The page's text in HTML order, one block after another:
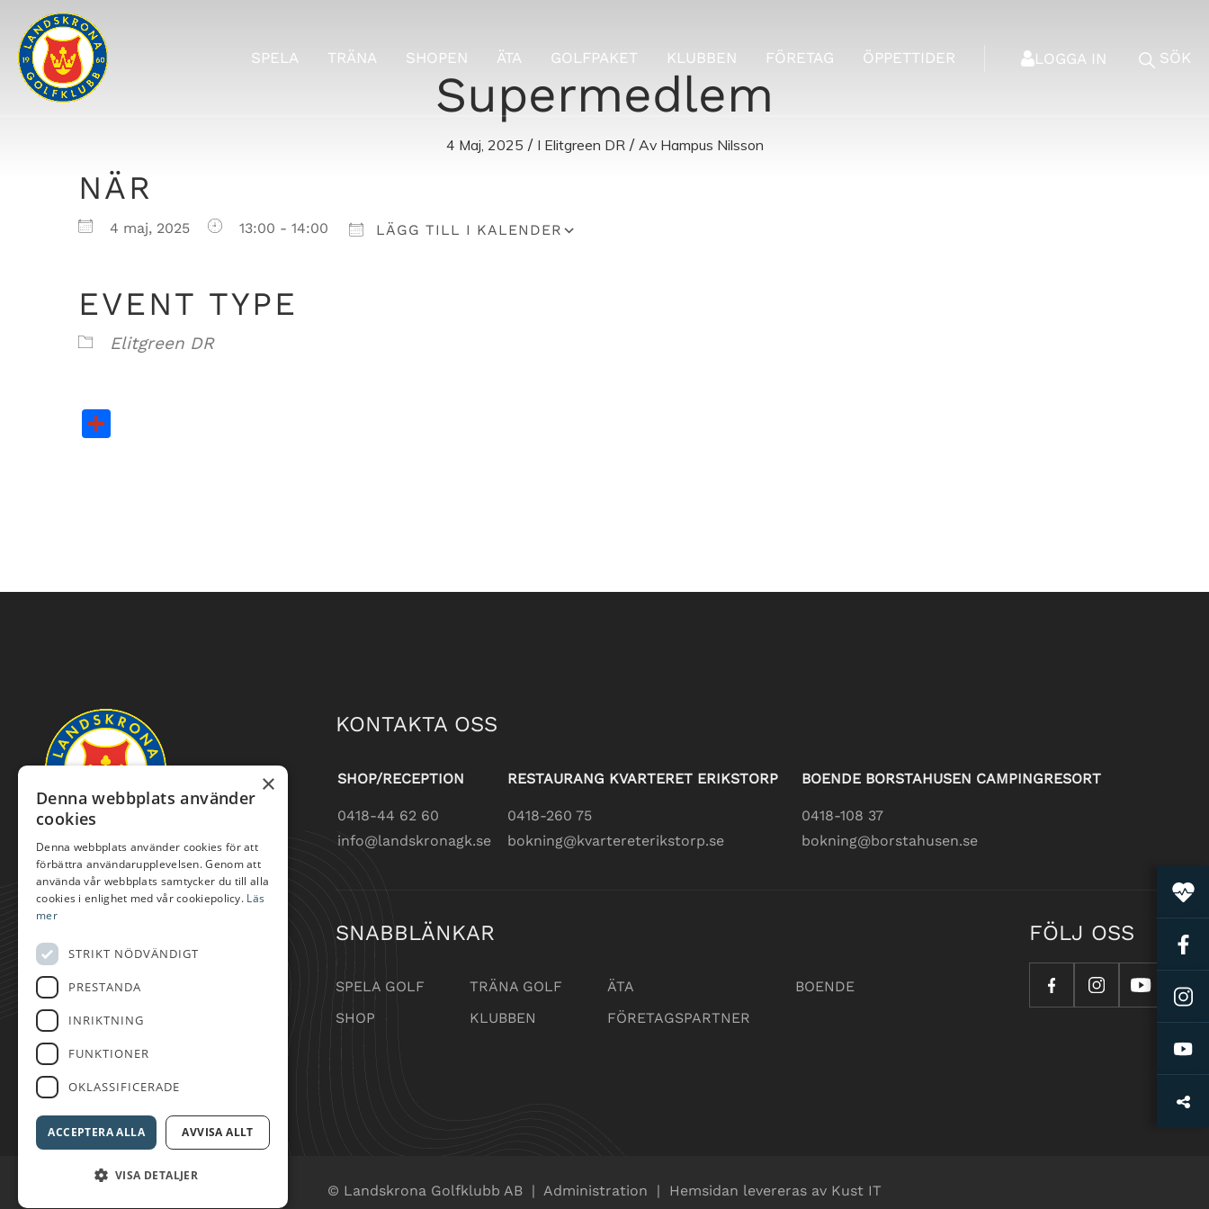
SPELA TRÄNA SHOPEN ÄTA GOLFPAKET KLUBBEN FÖRETAG ÖPPETTIDER LOGGA IN SÖK
Supermedlem
4 Maj, 2025 / I Elitgreen DR / Av Hampus Nilsson
NÄR
4 maj, 2025 13:00 - 14:00 LÄGG TILL I KALENDER
Ladda ner ICS
EVENT TYPE
Elitgreen DR
KONTAKTA OSS
SHOP/RECEPTION
0418-44 62 60
info@landskronagk.se
RESTAURANG KVARTERET ERIKSTORP
0418-260 75
bokning@kvartereterikstorp.se
BOENDE BORSTAHUSEN CAMPINGRESORT
0418-108 37
bokning@borstahusen.se
SNABBLÄNKAR
SPELA GOLF TRÄNA GOLF ÄTA
BOENDE
SHOP
KLUBBEN FÖRETAGSPARTNER
FÖLJ OSS
© Landskrona Golfklubb AB | Administration | Hemsidan levereras av Kust IT
×
Denna webbplats använder
cookies
Denna webbplats använder cookies för att
förbättra användarupplevelsen. Genom att
använda vår webbplats samtycker du till alla
cookies i enlighet med vår cookiepolicy. Läs
mer
STRIKT NÖDVÄNDIGT
PRESTANDA
INRIKTNING
FUNKTIONER
OKLASSIFICERADE
ACCEPTERA ALLA AVVISA ALLT
VISA DETALJER